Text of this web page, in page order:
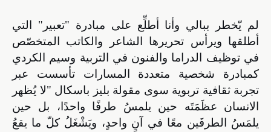
لم يّخطر ببالي وأنا أطلِّع على مبادرة "تعبير" التي
أطلقها ويرأس تحريرها الشاعر والكاتب المتخصّص
في توظيف الدراما والفنون في التربية وسيم الكردي
كمبادرة شخصية متعددة المسارات تأسست عبر
تجربة ثقافية تربوية سوى مقولة بليز باسكال "لا يُظهر
الانسان عظَمَتَه حين يلمسُ طرفًا واحدًا، بل حين
يلمَسُ الطرفَين معًا في آنٍ واحدٍ، ويَشْغَلُ كلّ ما يقعُ